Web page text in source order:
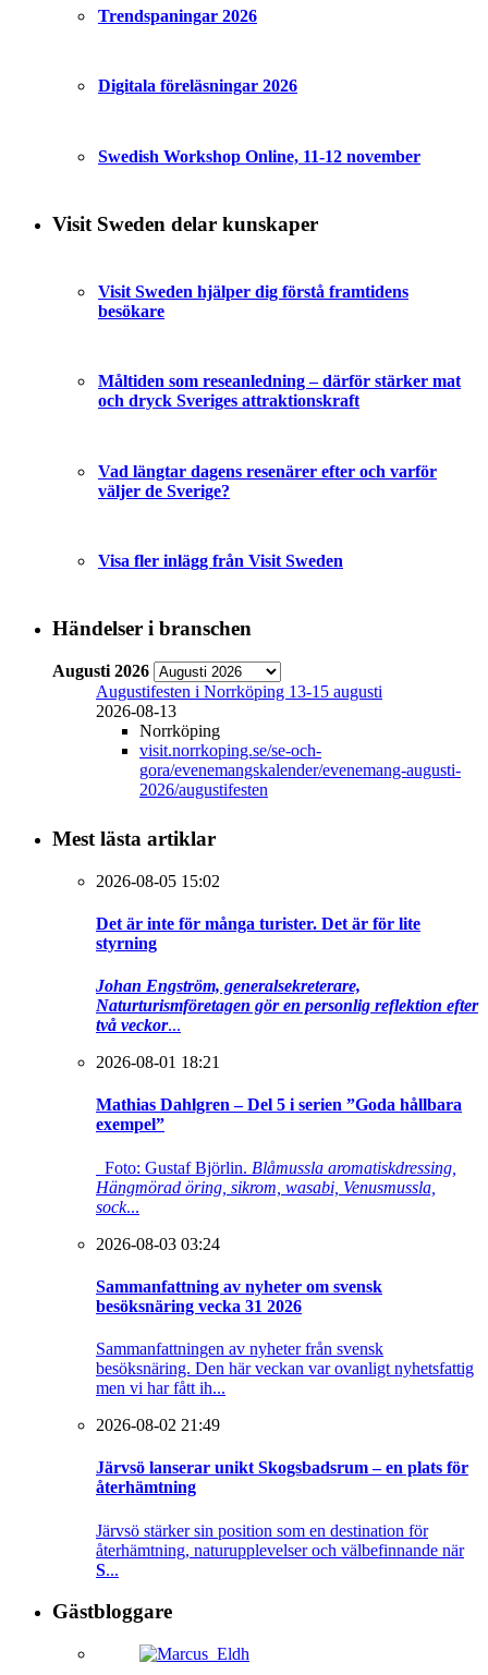
Trendspaningar 2026
Digitala föreläsningar 2026
Swedish Workshop Online, 11-12 november
Visit Sweden delar kunskaper
Visit Sweden hjälper dig förstå framtidens
besökare
Måltiden som reseanledning – därför stärker mat
och dryck Sveriges attraktionskraft
Vad längtar dagens resenärer efter och varför
väljer de Sverige?
Visa fler inlägg från Visit Sweden
Händelser i branschen
Augusti 2026
Augustifesten i Norrköping 13-15 augusti
2026-08-13
Norrköping
visit.norrkoping.se/se-och-
gora/evenemangskalender/evenemang-augusti-
2026/augustifesten
Mest lästa artiklar
2026-08-05 15:02
Det är inte för många turister. Det är för lite
styrning
Johan Engström, generalsekreterare,
Naturturismföretagen gör en personlig reflektion efter
två veckor...
2026-08-01 18:21
Mathias Dahlgren – Del 5 i serien ”Goda hållbara
exempel”
Foto: Gustaf Björlin. Blåmussla aromatiskdressing,
Hängmörad öring, sikrom, wasabi, Venusmussla,
sock...
2026-08-03 03:24
Sammanfattning av nyheter om svensk
besöksnäring vecka 31 2026
Sammanfattningen av nyheter från svensk
besöksnäring. Den här veckan var ovanligt nyhetsfattig
men vi har fått ih...
2026-08-02 21:49
Järvsö lanserar unikt Skogsbadsrum – en plats för
återhämtning
Järvsö stärker sin position som en destination för
återhämtning, naturupplevelser och välbefinnande när
S...
Gästbloggare